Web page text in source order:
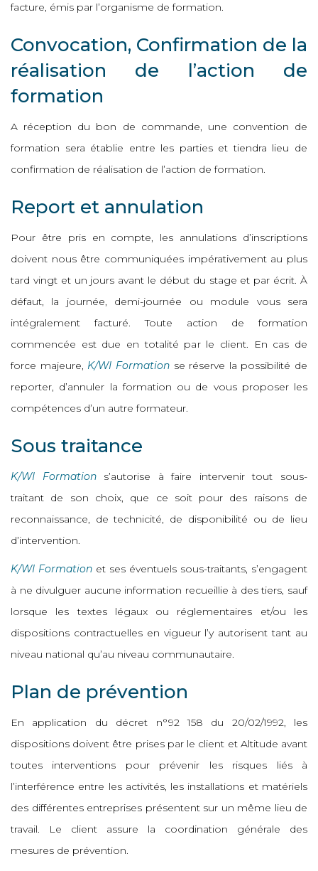
facture, émis par l’organisme de formation.
Convocation, Confirmation de la
réalisation de l’action de
formation
A réception du bon de commande, une convention de
formation sera établie entre les parties et tiendra lieu de
confirmation de réalisation de l’action de formation.
Report et annulation
Pour être pris en compte, les annulations d’inscriptions
doivent nous être communiquées impérativement au plus
tard vingt et un jours avant le début du stage et par écrit. À
défaut, la journée, demi-journée ou module vous sera
intégralement facturé. Toute action de formation
commencée est due en totalité par le client. En cas de
force majeure, K/WI Formationse réserve la possibilité de
reporter, d’annuler la formation ou de vous proposer les
compétences d’un autre formateur.
Sous traitance
K/WI Formations’autorise à faire intervenir tout sous-
traitant de son choix, que ce soit pour des raisons de
reconnaissance, de technicité, de disponibilité ou de lieu
d’intervention.
K/WI Formation et ses éventuels sous-traitants, s’engagent
à ne divulguer aucune information recueillie à des tiers, sauf
lorsque les textes légaux ou réglementaires et/ou les
dispositions contractuelles en vigueur l’y autorisent tant au
niveau national qu’au niveau communautaire.
Plan de prévention
En application du décret n°92 158 du 20/02/1992, les
dispositions doivent être prises par le client et Altitude avant
toutes interventions pour prévenir les risques liés à
l’interférence entre les activités, les installations et matériels
des différentes entreprises présentent sur un même lieu de
travail. Le client assure la coordination générale des
mesures de prévention.